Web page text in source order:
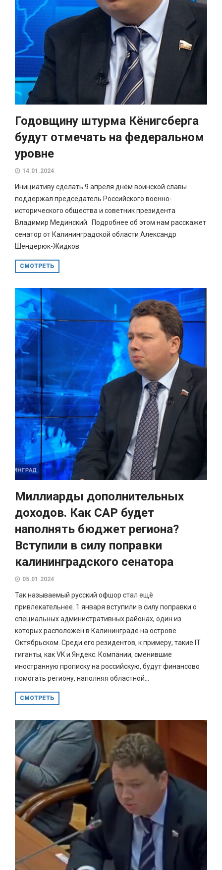
Годовщину штурма Кёнигсберга
будут отмечать на федеральном
уровне
14.01.2024
Инициативу сделать 9 апреля днём воинской славы
поддержал председатель Российского военно-
исторического общества и советник президента
Владимир Мединский. Подробнее об этом нам расскажет
сенатор от Калининградской области Александр
Шендерюк-Жидков.
СМОТРЕТЬ
Миллиарды дополнительных
доходов. Как САР будет
наполнять бюджет региона?
Вступили в силу поправки
калининградского сенатора
05.01.2024
Так называемый русский офшор стал ещё
привлекательнее. 1 января вступили в силу поправки о
специальных административных районах, один из
которых расположен в Калининграде на острове
Октябрьском. Среди его резидентов, к примеру, такие IT
гиганты, как VK и Яндекс. Компании, сменившие
иностранную прописку на российскую, будут финансово
помогать региону, наполняя областной...
СМОТРЕТЬ